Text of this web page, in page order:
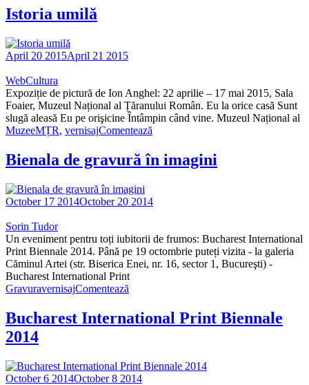
Istoria umilă
April 20 2015April 21 2015
WebCultura
Expoziție de pictură de Ion Anghel: 22 aprilie – 17 mai 2015, Sala
Foaier, Muzeul Național al Țăranului Român. Eu la orice casă Sunt
slugă aleasă Eu pe orişicine Întâmpin când vine. Muzeul Național al
MuzeeMȚR, vernisajComentează
Bienala de gravură în imagini
October 17 2014October 20 2014
Sorin Tudor
Un eveniment pentru toți iubitorii de frumos: Bucharest International
Print Biennale 2014. Până pe 19 octombrie puteți vizita - la galeria
Căminul Artei (str. Biserica Enei, nr. 16, sector 1, Bucureşti) -
Bucharest International Print
GravuravernisajComentează
Bucharest International Print Biennale
2014
October 6 2014October 8 2014